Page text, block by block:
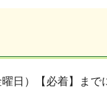
日）【必着】ま